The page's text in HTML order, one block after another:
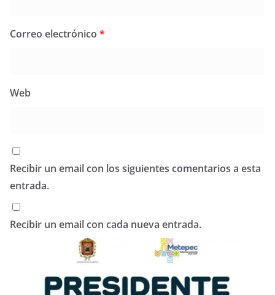
Correo electrónico *
Web
Recibir un email con los siguientes comentarios a esta
entrada.
Recibir un email con cada nueva entrada.